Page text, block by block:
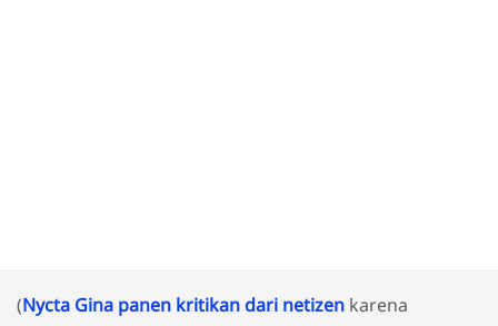
(Nycta Gina panen kritikan dari netizen karena